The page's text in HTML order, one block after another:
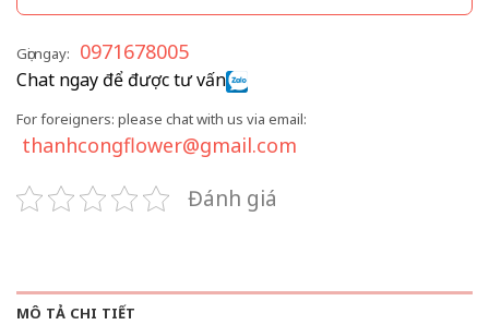
Gọi ngay: 0971678005
Chat ngay để được tư vấn
For foreigners: please chat with us via email:
thanhcongflower@gmail.com
Đánh giá
MÔ TẢ CHI TIẾT